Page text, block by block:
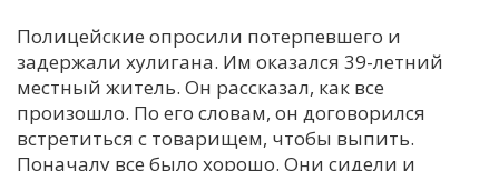
М
Н
Х
Полицейские опросили потерпевшего и
задержали хулигана. Им оказался 39-летний
местный житель. Он рассказал, как все
произошло. По его словам, он договорился
встретиться с товарищем, чтобы выпить.
Поначалу все было хорошо. Они сидели и